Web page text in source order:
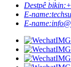
Destpê bikin:
E-name:
E-name: